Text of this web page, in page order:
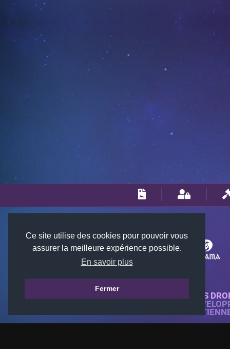
Ce site utilise des cookies pour pouvoir vous
assurer la meilleure expérience possible.
En savoir plus
Fermer
© 2018-2026 KTARENA. TOUS
SITE WEB ENTIÈREMENT
TOUTES LES IMAGES